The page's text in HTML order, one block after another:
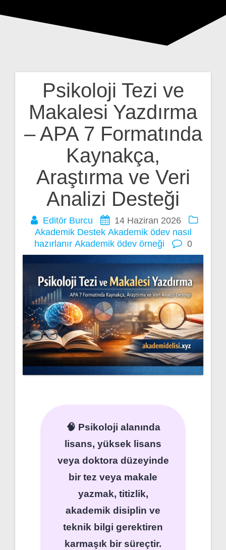
Psikoloji Tezi ve
Makalesi Yazdırma
– APA 7 Formatında
Kaynakça,
Araştırma ve Veri
Analizi Desteği
Editör Burcu
14 Haziran 2026
Akademik Destek Akademik ödev nasıl
hazırlanır Akademik ödev örneği 0
🧠 Psikoloji alanında
lisans, yüksek lisans
veya doktora düzeyinde
bir tez veya makale
yazmak, titizlik,
akademik disiplin ve
teknik bilgi gerektiren
karmaşık bir süreçtir.
Yazı
gezinmesi